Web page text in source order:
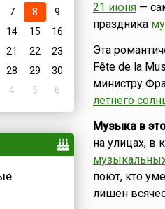
7 8
9
14 15
16
21 22
23
28 29
30
4 5 6
21 июня—
праздника
Эта
Fête de la
министру
летнего
Музыка в
на улицах, в
поют, кто
лишен